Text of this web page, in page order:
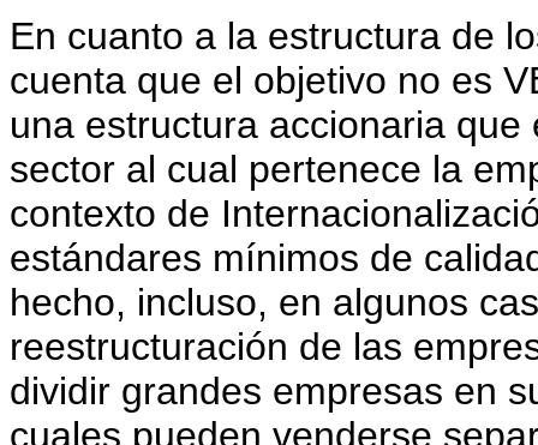
En cuanto a la estructura de
cuenta que el objetivo no es
una estructura accionaria
sector al cual pertenece la
contexto de
estándares mínimos de
hecho, incluso, en algunos
reestructuración de las
dividir grandes empresas en
cuales pueden venderse